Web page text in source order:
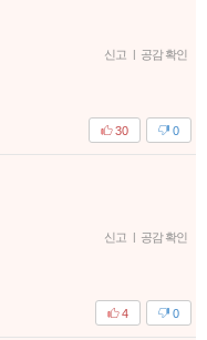
신고 | 공감 확인
0
30
신고 | 공감 확인
0
4